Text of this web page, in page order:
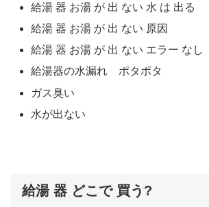
給湯 器 お湯 が 出 ない 水 は 出る
給湯 器 お湯 が 出 ない 原因
給湯 器 お湯 が 出 ない エラー なし
給湯器の水漏れ ポタポタ
ガス臭い
水が出ない
給湯 器 どこで 買う?